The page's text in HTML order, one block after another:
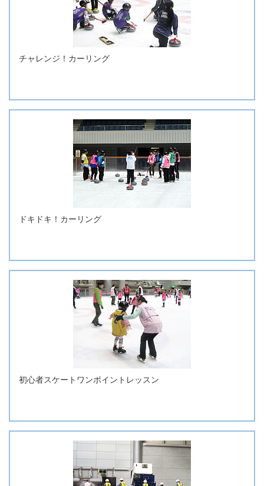
チャレンジ！カーリング
ドキドキ！カーリング
初心者スケートワンポイントレッスン